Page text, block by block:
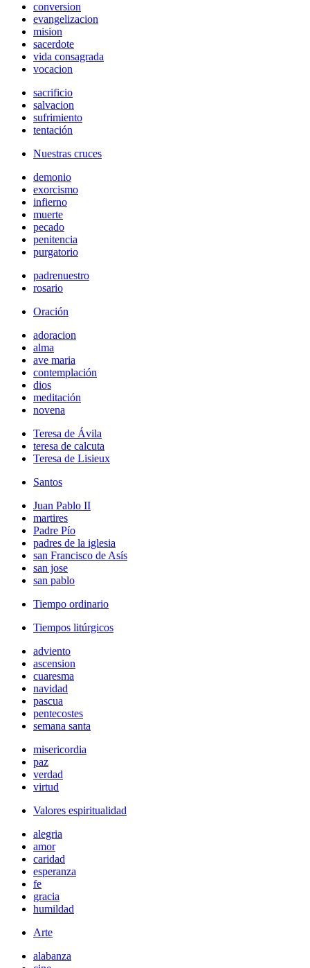
conversion
evangelizacion
mision
sacerdote
vida consagrada
vocacion
sacrificio
salvacion
sufrimiento
tentación
Nuestras cruces
demonio
exorcismo
infierno
muerte
pecado
penitencia
purgatorio
padrenuestro
rosario
Oración
adoracion
alma
ave maria
contemplación
dios
meditación
novena
Teresa de Ávila
teresa de calcuta
Teresa de Lisieux
Santos
Juan Pablo II
martires
Padre Pío
padres de la iglesia
san Francisco de Asís
san jose
san pablo
Tiempo ordinario
Tiempos litúrgicos
adviento
ascension
cuaresma
navidad
pascua
pentecostes
semana santa
misericordia
paz
verdad
virtud
Valores espiritualidad
alegria
amor
caridad
esperanza
fe
gracia
humildad
Arte
alabanza